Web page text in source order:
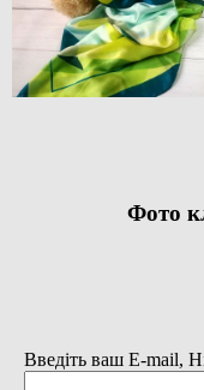
Фото
Введіть ваш E-mail,